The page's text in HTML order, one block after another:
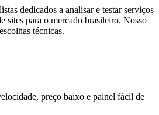
dedicados a analisar e testar serviços
sites para o mercado brasileiro. Nosso
técnicas.
preço baixo e painel fácil de